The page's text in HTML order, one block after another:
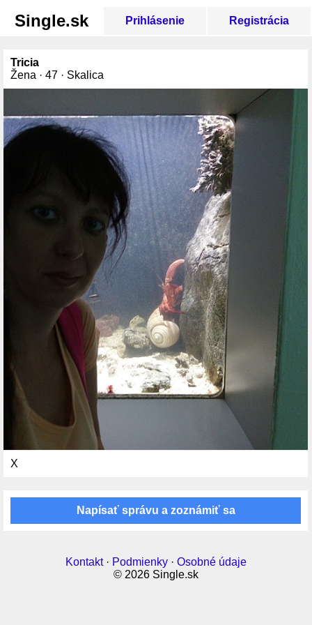
Single.sk Prihlásenie Registrácia
Tricia
Žena · 47 · Skalica
X
Napísať správu a zoznámiť sa
Kontakt· Podmienky · Osobné údaje
© 2026 Single.sk